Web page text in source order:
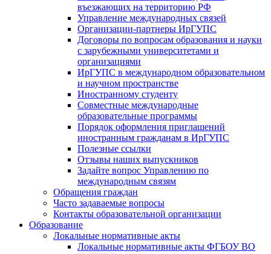
въезжающих на территорию РФ
Управление международных связей
Организации-партнеры ИрГУПС
Договоры по вопросам образования и науки
с зарубежными университетами и
организациями
ИрГУПС в международном образовательном
и научном пространстве
Иностранному студенту
Совместные международные
образовательные программы
Порядок оформления приглашений
иностранным гражданам в ИрГУПС
Полезные ссылки
Отзывы наших выпускников
Задайте вопрос Управлению по
международным связям
Обращения граждан
Часто задаваемые вопросы
Контакты образовательной организации
Образование
Локальные нормативные акты
Локальные нормативные акты ФГБОУ ВО